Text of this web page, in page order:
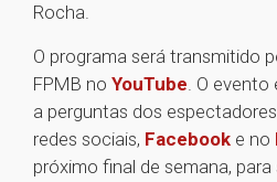
Rocha.
O programa será transmitido
FPMB no YouTube. O evento
a perguntas dos
redes sociais, Facebook e no
próximo final de semana,